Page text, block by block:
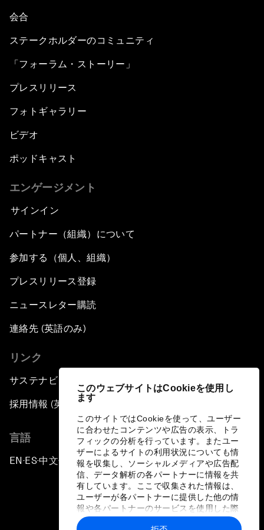
このウェブサイトはCookieを使用し
ます
このサイトではCookieを使って、ユーザー
に合わせたコンテンツや広告の表示、トラ
フィックの分析を行っています。またユー
ザーによるサイトの利用状況についても情
報を収集し、ソーシャルメディアや広告配
信、データ解析の各パートナーに情報を共
有しています。ここで収集された情報は、
ユーザーが各パートナーに提供した他の情
報や各パートナーのサービスを使用した際
に収集された情報と組み合わされ、各パー
会合
ステークホルダーのコミュニティ
「フォーラム・ストーリー」
プレスリリース
フォトギャラリー
ビデオ
ポッドキャスト
エンゲージメント
サインイン
パートナー（組織）について
参加する（個人、組織）
プレスリリース登録
ニュースレター購読
連絡先 (英語のみ)
リンク
サステナビリティへの取り組み
採用情報 (英語のみ)
言語
EN ▪ES▪中文▪ 日本語